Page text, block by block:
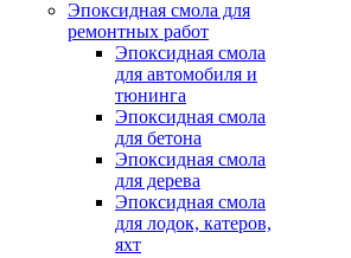
Эпоксидная смола для
ремонтных работ
Эпоксидная смола
для автомобиля и
тюнинга
Эпоксидная смола
для бетона
Эпоксидная смола
для дерева
Эпоксидная смола
для лодок, катеров,
яхт